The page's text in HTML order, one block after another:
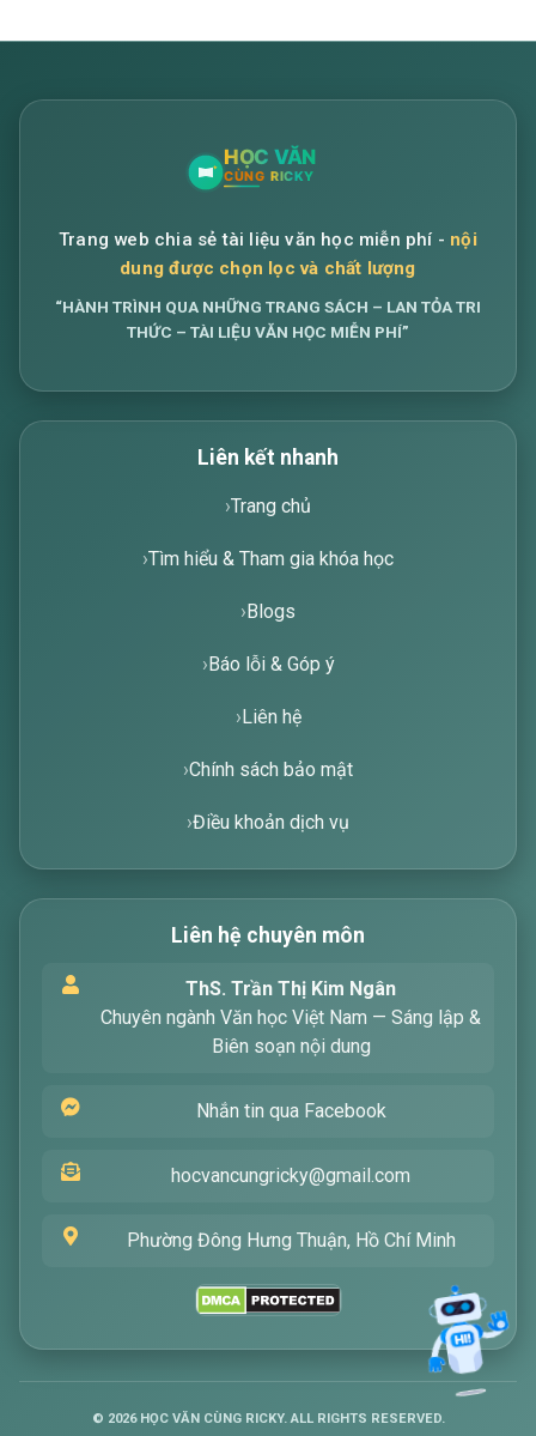
tìm kiếm các bài viết về văn học. Hãy nhập từ
khóa mà bạn quan tâm, tôi sẽ giúp bạn ngay
Trang web chia sẻ tài liệu văn học miễn phí - nội
dung được chọn lọc và chất lượng
“HÀNH TRÌNH QUA NHỮNG TRANG SÁCH – LAN TỎA TRI
THỨC – TÀI LIỆU VĂN HỌC MIỄN PHÍ”
Liên kết nhanh
Trang chủ
Tìm hiểu & Tham gia khóa học
Blogs
Báo lỗi & Góp ý
Liên hệ
Chính sách bảo mật
Điều khoản dịch vụ
Liên hệ chuyên môn
ThS. Trần Thị Kim Ngân
Chuyên ngành Văn học Việt Nam — Sáng lập &
Biên soạn nội dung
Nhắn tin qua Facebook
hocvancungricky@gmail.com
Phường Đông Hưng Thuận, Hồ Chí Minh
© 2026HỌC VĂN CÙNG RICKY. ALL RIGHTS RESERVED.